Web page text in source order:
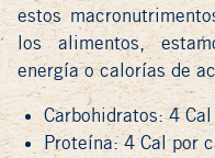
estos
los alimentos,
energía o calorías de
Carbohidratos: 4
Proteína: 4 Cal por